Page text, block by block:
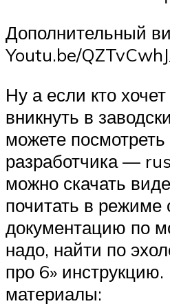
Дополнительный
Youtu.be/
Ну а если кто
вникнуть в
можете
разработчика —
можно скачать
почитать в режиме
документацию по
надо, найти по
про 6»
материалы: